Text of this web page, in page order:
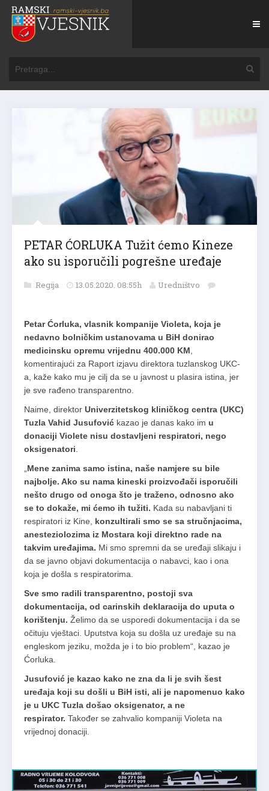
PETAR ĆORLUKA Tužit ćemo Kineze
ako su isporučili pogrešne uređaje
Regija 13.05.2020. 08:55h Uredništvo
Petar Ćorluka, vlasnik kompanije Violeta, koja je
nedavno bolničkim ustanovama u BiH donirao
medicinsku opremu vrijednu 400.000 KM
komentirajući za Raport izjavu direktora tuzlanskog UKC-
a, kaže kako mu je cilj da se u javnost u plasira istina, jer
je sve rađeno transparentno.
Naime, direktor Univerzitetskog kliničkog centra (UKC)
Tuzla Vahid Jusufović kazao je danas kako im u
donaciji Violete nisu dostavljeni respiratori, nego
oksigenatori
Mene zanima samo istina, naše namjere su bile
najbolje. Ako su nama kineski proizvođači isporučili
nešto drugo od onoga što je traženo, odnosno ako
se to dokaže, mi ćemo ih tužiti. Kada su nabavljani ti
respiratori iz Kine, konzultirali smo se sa stručnjacima,
anesteziolozima iz Mostara koji direktno rade na
takvim uređajima. Mi smo spremni da se uređaji slikaju i
da se javno objavi dokumentacija o nabavci, kao i ona
koja je došla s respiratorima.
Sve smo radili transparentno, postoji sva
dokumentacija, od carinskih deklaracija do uputa o
korištenju. Želimo da se usporedi dokumentacija i da se
očituju vještaci. Uputstva koja su došla uz uređaje su na
engleskom jeziku, možda je i to bio problem“, kazao je
Ćorluka.
Jusufović je kazao kako ne zna da li je svih šest
uređaja koji su došli u BiH isti, ali je napomenuo kako
je u UKC Tuzla došao oksigenator, a ne
respirator. Također se zahvalio kompaniji Violeta na
vrijednoj donaciji.